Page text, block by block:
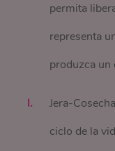
permita
representa
produzca un
Jera-
ciclo de la